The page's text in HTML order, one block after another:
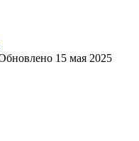
15 мая 2025